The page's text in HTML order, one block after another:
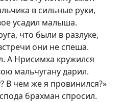
в сильные руки,
усадил малыша.
что были в разлуке,
они не спеша.
А Нрисимха кружился
мальчугану дарил.
В чем же я провинился?»
брахман спросил.